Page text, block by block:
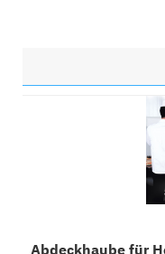
Abdeckhaube für